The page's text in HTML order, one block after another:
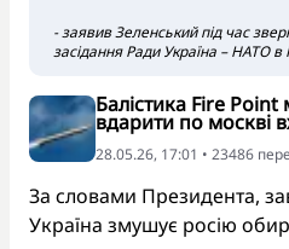
- заявив Зеленський під час
засідання Ради Україна – НАТО в
Балістика Fire
вдарити по москві
28.05.26, 17:01 • 23486
За словами Президента,
Україна змушує росію